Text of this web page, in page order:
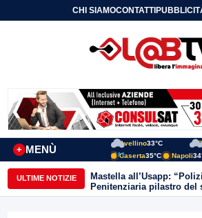
CHI SIAMOCONTATTI
MENÙ
+
Avellino33°C
Caserta35°C Napoli
ULTIME NOTIZIE
Mastella all’Usapp:
Penitenziaria pilastro del
Governo rafforzi